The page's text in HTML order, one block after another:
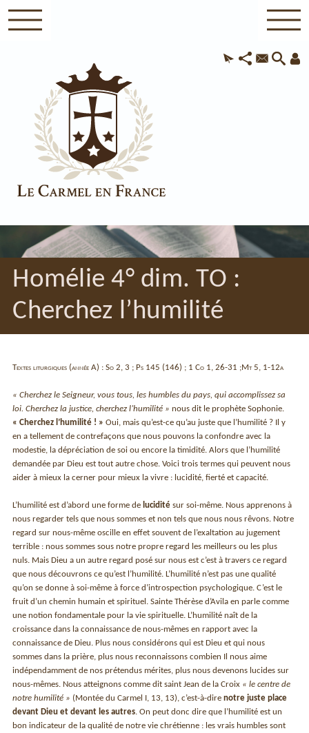
Homélie 4° dim. TO :
Cherchez l’humilité
Textes liturgiques (année A) : So 2, 3 ; Ps 145 (146) ; 1 Co 1, 26-31 ;Mt 5, 1-12a
« Cherchez le Seigneur, vous tous, les humbles du pays, qui accomplissez sa
loi. Cherchez la justice, cherchez l’humilité » nous dit le prophète Sophonie.
« Cherchez l’humilité ! » Oui, mais qu’est-ce qu’au juste que l’humilité ? Il y
en a tellement de contrefaçons que nous pouvons la confondre avec la
modestie, la dépréciation de soi ou encore la timidité. Alors que l’humilité
demandée par Dieu est tout autre chose. Voici trois termes qui peuvent nous
aider à mieux la cerner pour mieux la vivre : lucidité, fierté et capacité.
L’humilité est d’abord une forme de lucidité sur soi-même. Nous apprenons à
nous regarder tels que nous sommes et non tels que nous nous rêvons. Notre
regard sur nous-même oscille en effet souvent de l’exaltation au jugement
terrible : nous sommes sous notre propre regard les meilleurs ou les plus
nuls. Mais Dieu a un autre regard posé sur nous est c’est à travers ce regard
que nous découvrons ce qu’est l’humilité. L’humilité n’est pas une qualité
qu’on se donne à soi-même à force d’introspection psychologique. C’est le
fruit d’un chemin humain et spirituel. Sainte Thérèse d’Avila en parle comme
une notion fondamentale pour la vie spirituelle. L’humilité naît de la
croissance dans la connaissance de nous-mêmes en rapport avec la
connaissance de Dieu. Plus nous considérons qui est Dieu et qui nous
sommes dans la prière, plus nous reconnaissons combien Il nous aime
indépendamment de nos prétendus mérites, plus nous devenons lucides sur
nous-mêmes. Nous atteignons comme dit saint Jean de la Croix « le centre de
notre humilité » (Montée du Carmel I, 13, 13), c’est-à-direnotre juste place
devant Dieu et devant les autres. On peut donc dire que l’humilité est un
bon indicateur de la qualité de notre vie chrétienne : les vrais humbles sont